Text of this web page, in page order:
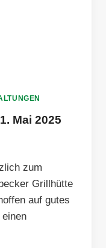
Mai 2025
zum
Grillhütte
auf gutes